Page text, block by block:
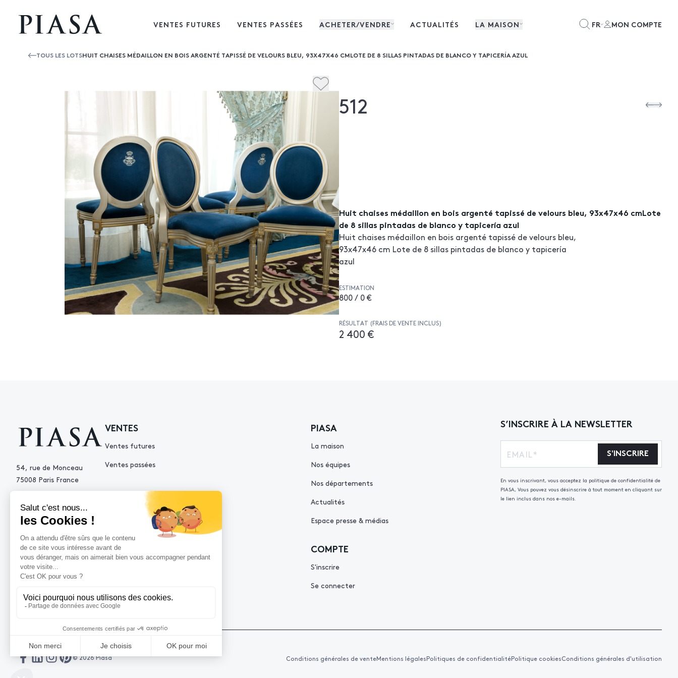
VENTES FUTURES VENTES PASSÉES ACHETER/VENDRE ACTUALITÉS LA MAISON FR MON COMPTE
TOUS LES LOTSHUIT CHAISES MÉDAILLON EN BOIS ARGENTÉ TAPISSÉ DE VELOURS BLEU, 93X47X46 CMLOTE DE 8 SILLAS PINTADAS DE BLANCO Y TAPICERÍA AZUL
512
Huit chaises médaillon en bois argenté tapissé de velours bleu, 93x47x46 cmLote
de 8 sillas pintadas de blanco y tapicería azul
Huit chaises médaillon en bois argenté tapissé de velours bleu,
93x47x46 cm Lote de 8 sillas pintadas de blanco y tapicería
azul
ESTIMATION
800 / 0 €
RÉSULTAT (FRAIS DE VENTE INCLUS)
2 400 €
54, rue de Monceau
75008 Paris France
contact@piasa.fr
VENTES
Ventes futures
Ventes passées
PIASA
La maison
Nos équipes
Nos départements
Actualités
Espace presse & médias
AIDE
Demande d’estimation
COMPTE
S'inscrire
Se connecter
S’INSCRIRE À LA NEWSLETTER
S'INSCRIRE
En vous inscrivant, vous acceptez la politique de confidentialité de
PIASA, Vous pouvez vous désinscrire à tout moment en cliquant sur
le lien inclus dans nos e-mails.
© 2026 Piasa Conditions générales de venteMentions légalesPolitiques de confidentialitéPolitique cookiesConditions générales d'utilisation